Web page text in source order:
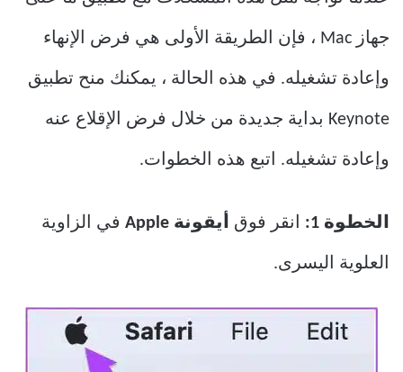
جهاز Mac ، فإن الطريقة الأولى هي فرض الإنهاء
وإعادة تشغيله. في هذه الحالة ، يمكنك منح تطبيق
Keynote بداية جديدة من خلال فرض الإقلاع عنه
وإعادة تشغيله. اتبع هذه الخطوات.
الخطوة 1: انقر فوق أيقونة Apple في الزاوية
العلوية اليسرى.